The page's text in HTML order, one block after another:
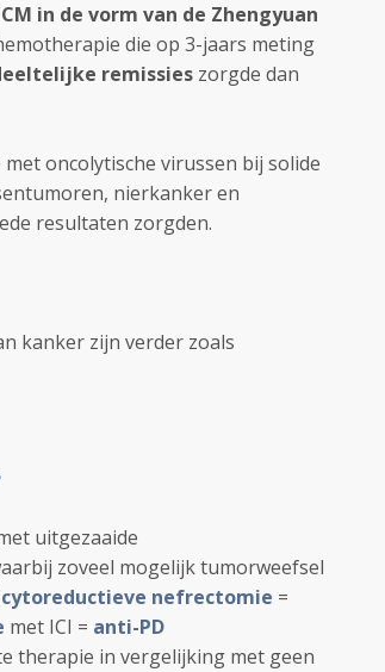
in de vorm van de Zhengyuan
die op 3-jaars meting
remissies zorgde dan
oncolytische virussen bij solide
nierkanker en
resultaten zorgden.
kanker zijn verder zoals
uitgezaaide
zoveel mogelijk tumorweefsel
cytoreductieve nefrectomie =
met ICI = anti-PD
therapie in vergelijking met geen